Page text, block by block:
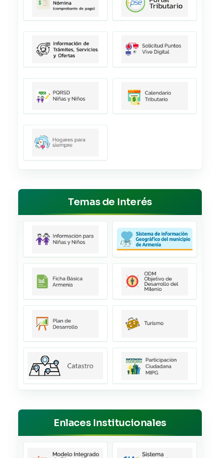
Temas de Interés
Enlaces Institucionales